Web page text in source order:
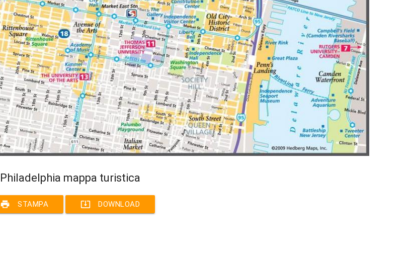
Philadelphia mappa turistica
print STAMPA system_update_alt DOWNLOAD